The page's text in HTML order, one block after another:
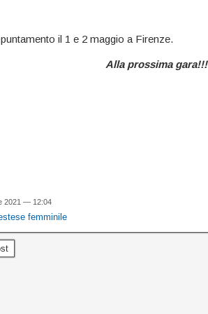
il 1 e 2 maggio a Firenze.
Alla prossima gara!!!
2021 — 12:04
femminile